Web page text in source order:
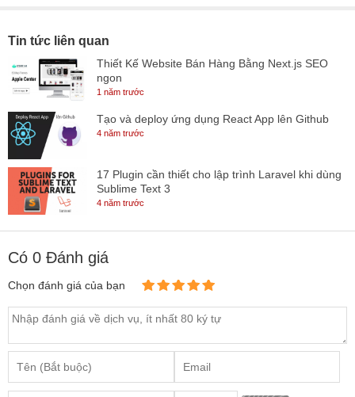
Tin tức liên quan
Thiết Kế Website Bán Hàng Bằng Next.js SEO
ngon
1 năm trước
Tạo và deploy ứng dụng React App lên Github
4 năm trước
17 Plugin cần thiết cho lập trình Laravel khi dùng
Sublime Text 3
4 năm trước
Có 0 Đánh giá
Chọn đánh giá của bạn